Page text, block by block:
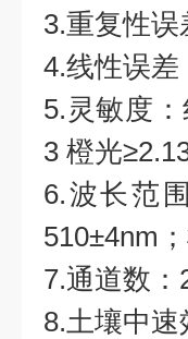
3.重复性
4.线性误差
5.灵敏度
3 橙光
6.波长范
510±4nm
7.通道数：
8.土壤中